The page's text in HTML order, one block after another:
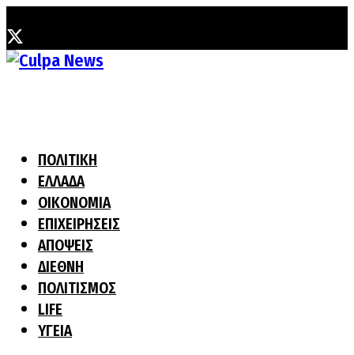
ΠΟΛΙΤΙΚΗ
ΕΛΛΑΔΑ
ΟΙΚΟΝΟΜΙΑ
ΕΠΙΧΕΙΡΗΣΕΙΣ
ΑΠΟΨΕΙΣ
ΔΙΕΘΝΗ
ΠΟΛΙΤΙΣΜΟΣ
LIFE
ΥΓΕΙΑ